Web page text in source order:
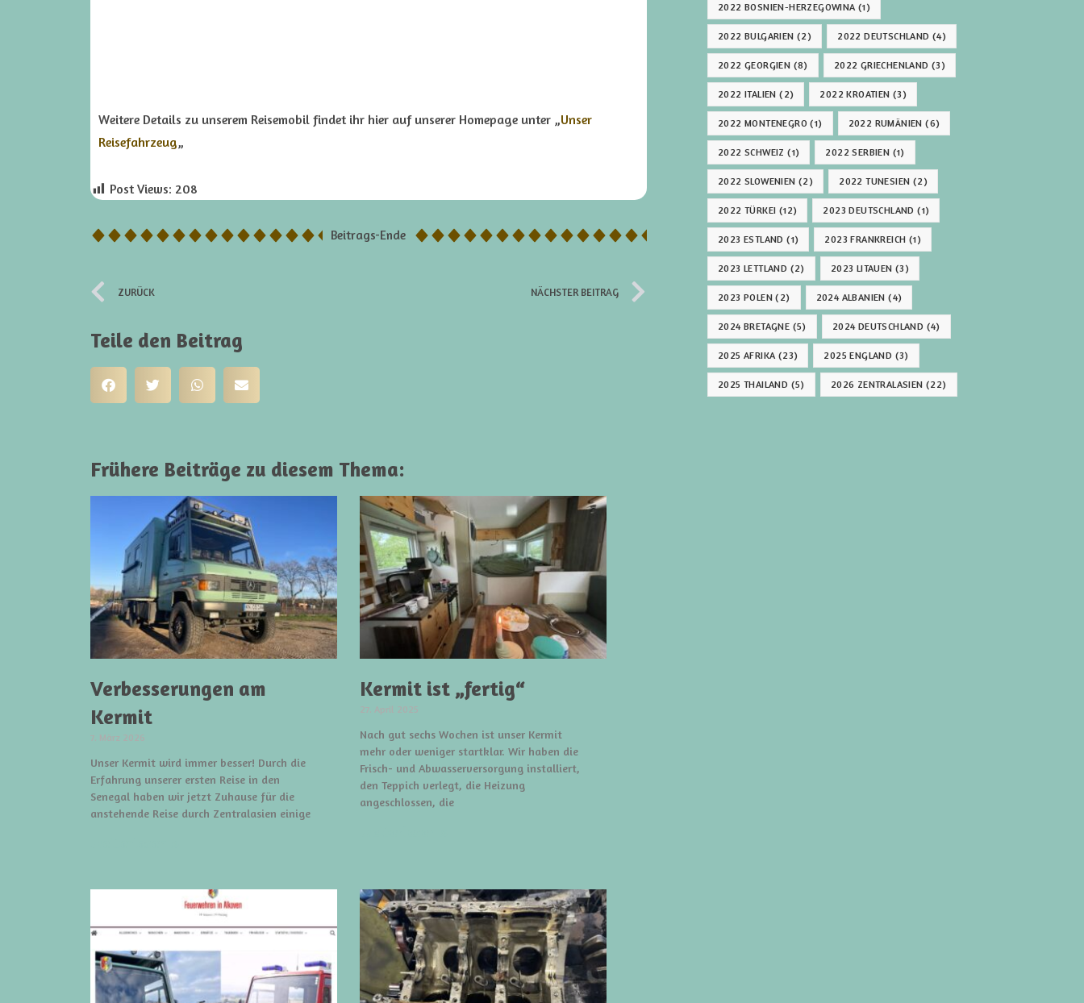
Weitere Details zu unserem Reisemobil findet ihr hier auf unserer Homepage unter „Unser
Reisefahrzeug„
Post Views: 208
Beitrags-Ende
ZURÜCK NÄCHSTER BEITRAG
Teile den Beitrag
Frühere Beiträge zu diesem Thema:
Verbesserungen am
Kermit
7. März 2026
Unser Kermit wird immer besser! Durch die
Erfahrung unserer ersten Reise in den
Senegal haben wir jetzt Zuhause für die
anstehende Reise durch Zentralasien einige
Kermit ist „fertig“
27. April 2025
Nach gut sechs Wochen ist unser Kermit
mehr oder weniger startklar. Wir haben die
Frisch- und Abwasserversorgung installiert,
den Teppich verlegt, die Heizung
angeschlossen, die
2022 BOSNIEN-HERZEGOWINA(1)
2022 BULGARIEN (2) 2022 DEUTSCHLAND (4)
2022 GEORGIEN (8) 2022 GRIECHENLAND (3)
2022 ITALIEN (2) 2022 KROATIEN (3)
2022 MONTENEGRO (1) 2022 RUMÄNIEN (6)
2022 SCHWEIZ (1) 2022 SERBIEN (1)
2022 SLOWENIEN (2) 2022 TUNESIEN (2)
2022 TÜRKEI (12) 2023 DEUTSCHLAND (1)
2023 ESTLAND (1) 2023 FRANKREICH (1)
2023 LETTLAND (2) 2023 LITAUEN (3)
2023 POLEN (2) 2024 ALBANIEN (4)
2024 BRETAGNE (5) 2024 DEUTSCHLAND (4)
2025 AFRIKA(23) 2025 ENGLAND (3)
2025 THAILAND (5) 2026 ZENTRALASIEN (22)